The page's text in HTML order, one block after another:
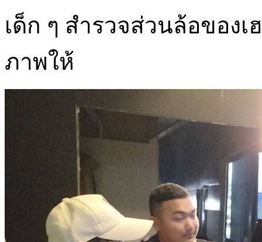
เด็ก ๆ สำรวจส่วนล้อของ
ภาพให้